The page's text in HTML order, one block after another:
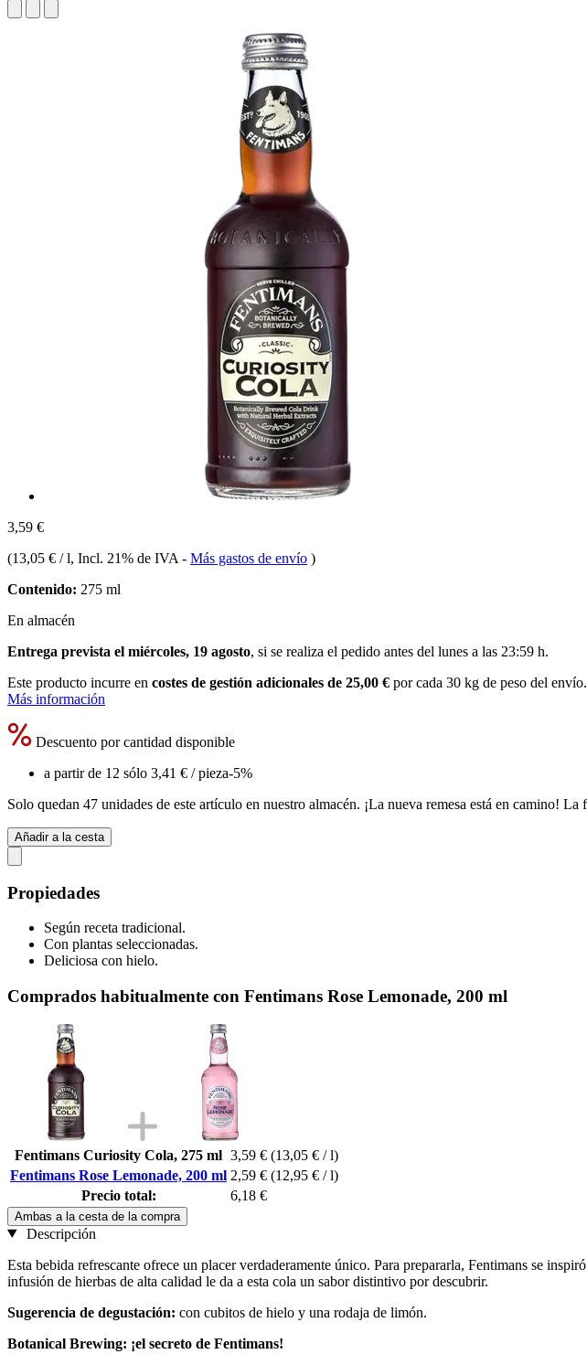
3,59 €
(13,05 € / l, Incl. 21% de IVA - Más gastos de envío )
Contenido: 275 ml
En almacén
Entrega prevista el miércoles, 19 agosto, si se realiza el pedido antes del lunes a las 23:59 h.
Este producto incurre en costes de gestión adicionales de 25,00 € por cada 30 kg de peso del envío.
Más información
Descuento por cantidad disponible
a partir de 12 sólo 3,41 € / pieza-5%
Solo quedan 47 unidades de este artículo en nuestro almacén. ¡La nueva remesa está en camino!
Añadir a la cesta
Propiedades
Según receta tradicional.
Con plantas seleccionadas.
Deliciosa con hielo.
Comprados habitualmente con Fentimans Rose Lemonade, 200 ml
Fentimans Curiosity Cola, 275 ml 3,59 € (13,05 € / l)
Fentimans Rose Lemonade, 200 ml 2,59 € (12,95 € / l)
Precio total:
6,18 €
Ambas a la cesta de la compra
Descripción
Esta bebida refrescante ofrece un placer verdaderamente único. Para prepararla, Fentimans se
infusión de hierbas de alta calidad le da a esta cola un sabor distintivo por descubrir.
Sugerencia de degustación: con cubitos de hielo y una rodaja de limón.
Botanical Brewing: ¡el secreto de Fentimans!